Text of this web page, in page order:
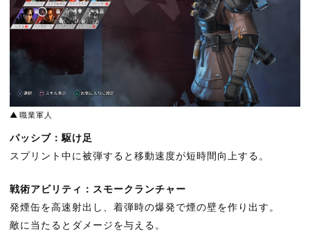
職業軍人
パッシブ：駆け足
スプリント中に被弾すると移動速度が短時間向上する。
戦術アビリティ：スモークランチャー
発煙缶を高速射出し、着弾時の爆発で煙の壁を作り出す。
敵に当たるとダメージを与える。